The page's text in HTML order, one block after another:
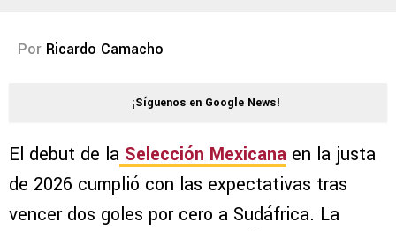
Por Ricardo Camacho
¡Síguenos en Google News!
El debut de la Selección Mexicana en la justa
de 2026 cumplió con las expectativas tras
vencer dos goles por cero a Sudáfrica. La